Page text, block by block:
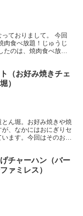
ておりまして。 今回
肉食べ放題！じゅうじ
のは、焼肉食べ放題
（お好み焼きチェ
）
ん堀。お好み焼きや焼
、なかにはおにぎりセ
ます。今回はそのおに
チャーハン（バー
ァミレス）